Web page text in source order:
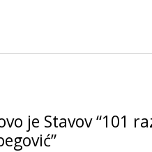
je Stavov “101